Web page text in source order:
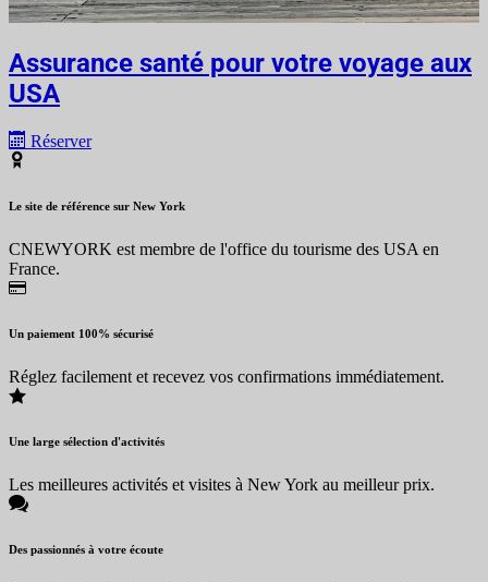
Assurance santé pour votre voyage aux
USA
Réserver
Le site de référence sur New York
CNEWYORK est membre de l'office du tourisme des USA en
France.
Un paiement 100% sécurisé
Réglez facilement et recevez vos confirmations immédiatement.
Une large sélection d'activités
Les meilleures activités et visites à New York au meilleur prix.
Des passionnés à votre écoute